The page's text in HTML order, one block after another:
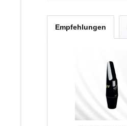
Empfehlungen